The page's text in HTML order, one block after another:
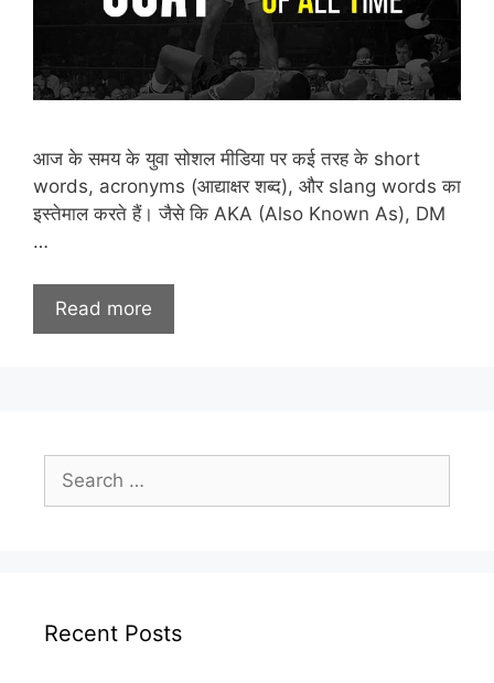
आज के समय के युवा सोशल मीडिया पर कई तरह के short
words, acronyms (आद्याक्षर शब्‍द), और slang words का
इस्तेमाल करते हैं। जैसे कि AKA (Also Known As), DM
…
Read more
for:
Recent Posts